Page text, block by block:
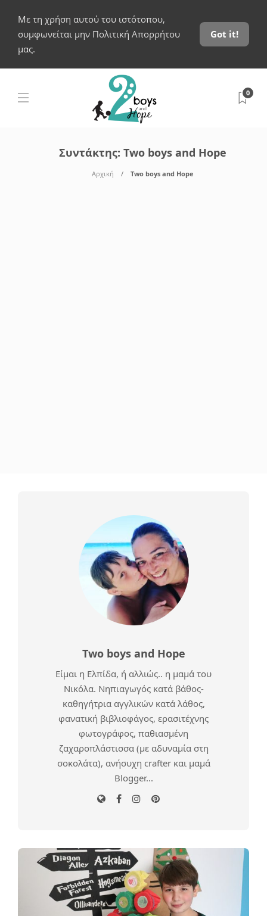
Με τη χρήση αυτού του ιστότοπου,
συμφωνείται μην Πολιτική Απορρήτου
μας.
Got it!
0
Συντάκτης: Two boys and Hope
Αρχική Two boys and Hope
Two boys and Hope
Είμαι η Ελπίδα, ή αλλιώς.. η μαμά του
Νικόλα. Νηπιαγωγός κατά βάθος-
καθηγήτρια αγγλικών κατά λάθος,
φανατική βιβλιοφάγος, ερασιτέχνης
φωτογράφος, παθιασμένη
ζαχαροπλάστισσα (με αδυναμία στη
σοκολάτα), ανήσυχη crafter και μαμά
Blogger...